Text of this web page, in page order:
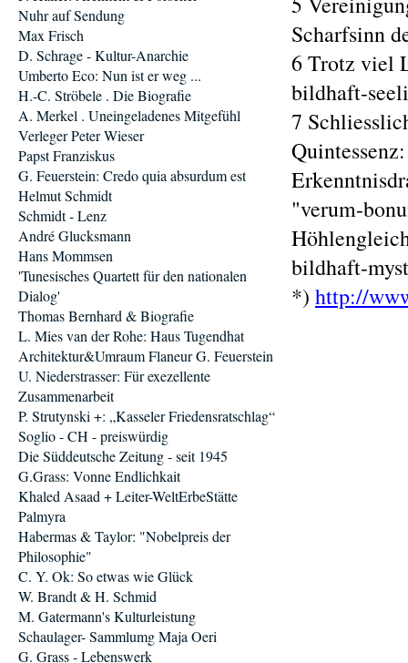
Scharfsinn
6 Trotz viel
bildhaft-
7
"verum-
bildhaft-
*) http://
Nuhr auf Sendung
Max Frisch
D. Schrage - Kultur-Anarchie
Umberto Eco: Nun ist er weg ...
H.-C. Ströbele . Die Biografie
A. Merkel . Uneingeladenes Mitgefühl
Verleger Peter Wieser
Papst Franziskus
G. Feuerstein: Credo quia absurdum est
Helmut Schmidt
Schmidt - Lenz
André Glucksmann
Hans Mommsen
'Tunesisches Quartett für den nationalen
Dialog'
Thomas Bernhard & Biografie
L. Mies van der Rohe: Haus Tugendhat
Architektur&Umraum Flaneur G. Feuerstein
U. Niederstrasser: Für exezellente
Zusammenarbeit
P. Strutynski +: „Kasseler Friedensratschlag“
Soglio - CH - preiswürdig
Die Süddeutsche Zeitung - seit 1945
G.Grass: Vonne Endlichkait
Khaled Asaad + Leiter-WeltErbeStätte
Palmyra
Habermas & Taylor: "Nobelpreis der
Philosophie"
C. Y. Ok: So etwas wie Glück
W. Brandt & H. Schmid
M. Gatermann's Kulturleistung
Schaulager- Sammlumg Maja Oeri
G. Grass - Lebenswerk